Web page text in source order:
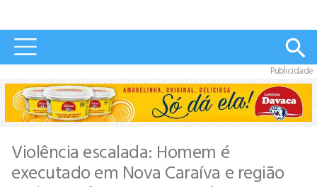
Publicidade
Violência escalada: Homem é
executado em Nova Caraíva e região